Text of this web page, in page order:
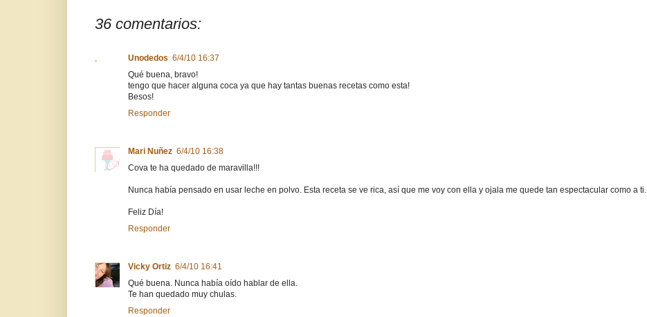
36 comentarios:
Unodedos 6/4/10 16:37
Qué buena, bravo!
tengo que hacer alguna coca ya que hay tantas buenas recetas como esta!
Besos!
Responder
Mari Nuñez 6/4/10 16:38
Cova te ha quedado de maravilla!!!
Nunca había pensado en usar leche en polvo. Esta receta se ve rica, así que me voy con ella y ojala me quede tan espectacular como a ti.
Feliz Día!
Responder
Vicky Ortiz 6/4/10 16:41
Qué buena. Nunca había oído hablar de ella.
Te han quedado muy chulas.
Responder